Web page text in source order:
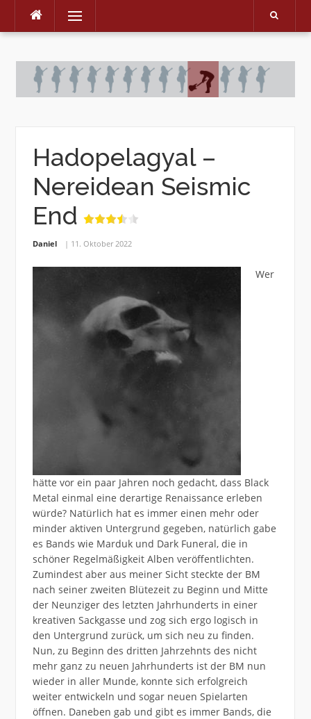
Skip
Menu
Hadopelagyal –
Nereidean Seismic
End
Daniel 11. Oktober 2022
Wer
hätte vor ein paar Jahren noch gedacht, dass Black
Metal einmal eine derartige Renaissance erleben
würde? Natürlich hat es immer einen mehr oder
minder aktiven Untergrund gegeben, natürlich gabe
es Bands wie Marduk und Dark Funeral, die in
schöner Regelmäßigkeit Alben veröffentlichten.
Zumindest aber aus meiner Sicht steckte der BM
nach seiner zweiten Blütezeit zu Beginn und Mitte
der Neunziger des letzten Jahrhunderts in einer
kreativen Sackgasse und zog sich ergo logisch in
den Untergrund zurück, um sich neu zu finden.
Nun, zu Beginn des dritten Jahrzehnts des nicht
mehr ganz zu neuen Jahrhunderts ist der BM nun
wieder in aller Munde, konnte sich erfolgreich
weiter entwickeln und sogar neuen Spielarten
öffnen. Daneben gab und gibt es immer Bands, die